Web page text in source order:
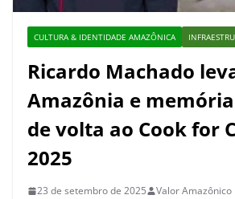
CULTURA & IDENTIDADE AMAZÔNICA
Ricardo Machado
Amazônia e
de volta ao Cook for
2025
23 de setembro de 2025 Valor Amazônico